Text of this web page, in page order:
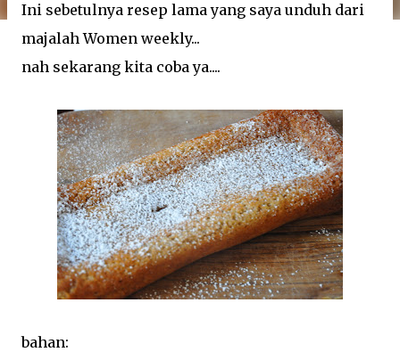
Ini sebetulnya resep lama yang saya unduh dari
majalah Women weekly...
nah sekarang kita coba ya....
bahan: